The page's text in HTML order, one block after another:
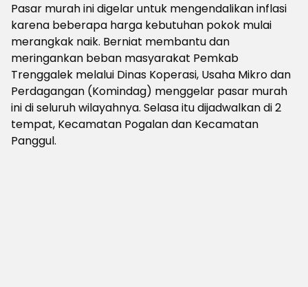
Pasar murah ini digelar untuk mengendalikan inflasi
karena beberapa harga kebutuhan pokok mulai
merangkak naik. Berniat membantu dan
meringankan beban masyarakat Pemkab
Trenggalek melalui Dinas Koperasi, Usaha Mikro dan
Perdagangan (Komindag) menggelar pasar murah
ini di seluruh wilayahnya. Selasa itu dijadwalkan di 2
tempat, Kecamatan Pogalan dan Kecamatan
Panggul.